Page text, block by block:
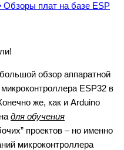
Обзоры плат на базе ESP
обзор аппаратной
ESP32 в
же, как и Arduino
для обучения
проектов – но именно
микроконтроллера